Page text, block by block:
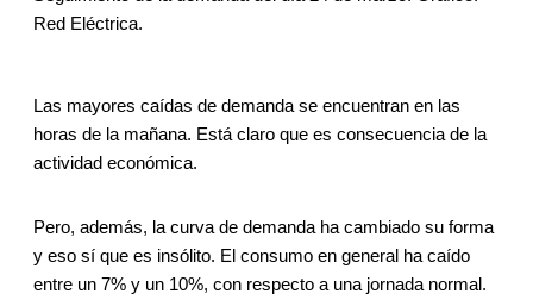
Red Eléctrica.
Las mayores caídas de demanda se encuentran en las
horas de la mañana. Está claro que es consecuencia de la
actividad económica.
Pero, además, la curva de demanda ha cambiado su forma
y eso sí que es insólito. El consumo en general ha caído
entre un 7% y un 10%, con respecto a una jornada normal.